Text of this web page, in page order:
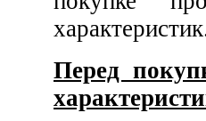
Перед